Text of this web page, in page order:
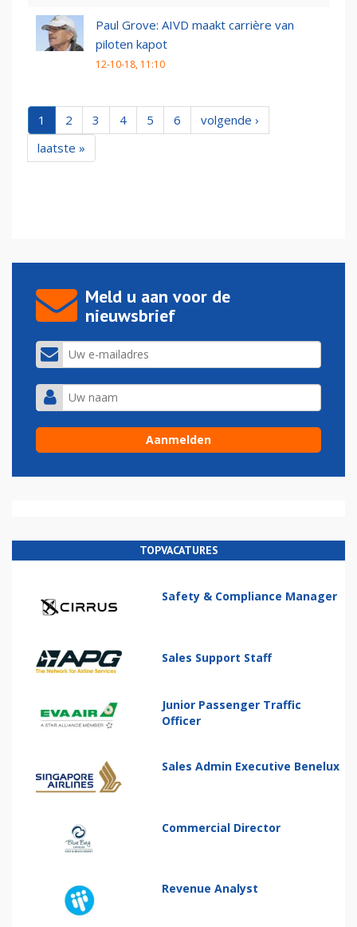
Paul Grove: AIVD maakt carrière van
piloten kapot
12-10-18, 11:10
1 2 3 4 5 6
volgende ›
laatste »
Meld u aan voor de
nieuwsbrief
TOPVACATURES
Safety & Compliance Manager
Sales Support Staff
Junior Passenger Traffic
Officer
Sales Admin Executive Benelux
Commercial Director
Revenue Analyst